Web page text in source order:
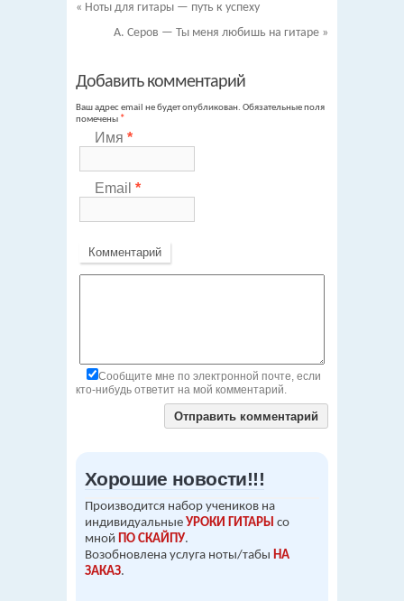
« Ноты для гитары — путь к успеху
А. Серов — Ты меня любишь на гитаре »
Добавить комментарий
Ваш адрес email не будет опубликован. Обязательные поля
помечены *
Имя *
Email *
Комментарий
Сообщите мне по электронной почте, если
кто-нибудь ответит на мой комментарий.
Хорошие новости!!!
Производится набор учеников на
индивидуальные УРОКИ ГИТАРЫ со
мной ПО СКАЙПУ.
Возобновлена услуга ноты/табы НА
ЗАКАЗ.